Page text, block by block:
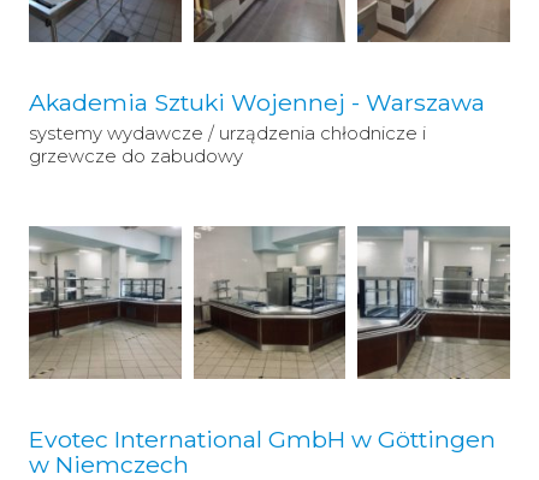
Akademia Sztuki Wojennej - Warszawa
systemy wydawcze / urządzenia chłodnicze i
grzewcze do zabudowy
Evotec International GmbH w Göttingen
w Niemczech